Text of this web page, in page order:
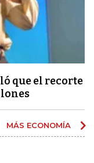
que el recorte
MÁS ECONOMÍA